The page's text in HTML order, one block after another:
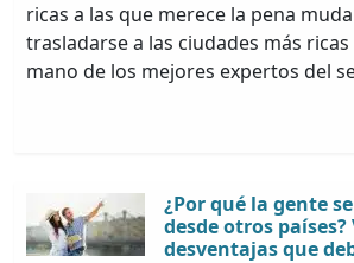
ricas a las que merece la pena
trasladarse a las ciudades más
mano de los mejores expertos del
¿Por qué la gente
desde otros
desventajas que